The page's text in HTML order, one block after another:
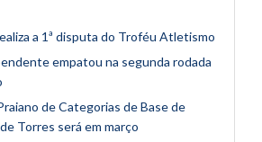
a 1ª disputa do Troféu Atletismo
empatou na segunda rodada
de Categorias de Base de
Torres será em março